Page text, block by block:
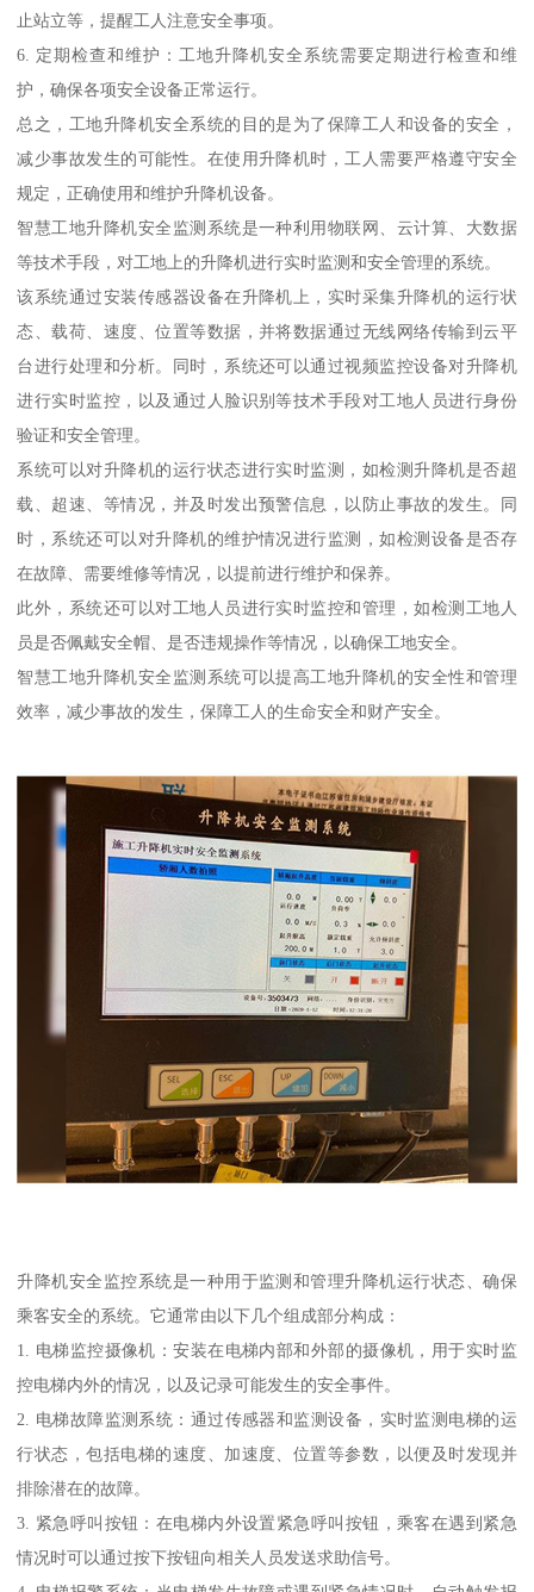
止站立等，提醒工人注意安全事项。
6. 定期检查和维护：工地升降机安全系统需要定期进行检查和维
护，确保各项安全设备正常运行。
总之，工地升降机安全系统的目的是为了保障工人和设备的安全，
减少事故发生的可能性。在使用升降机时，工人需要严格遵守安全
规定，正确使用和维护升降机设备。
智慧工地升降机安全监测系统是一种利用物联网、云计算、大数据
等技术手段，对工地上的升降机进行实时监测和安全管理的系统。
该系统通过安装传感器设备在升降机上，实时采集升降机的运行状
态、载荷、速度、位置等数据，并将数据通过无线网络传输到云平
台进行处理和分析。同时，系统还可以通过视频监控设备对升降机
进行实时监控，以及通过人脸识别等技术手段对工地人员进行身份
验证和安全管理。
系统可以对升降机的运行状态进行实时监测，如检测升降机是否超
载、超速、等情况，并及时发出预警信息，以防止事故的发生。同
时，系统还可以对升降机的维护情况进行监测，如检测设备是否存
在故障、需要维修等情况，以提前进行维护和保养。
此外，系统还可以对工地人员进行实时监控和管理，如检测工地人
员是否佩戴安全帽、是否违规操作等情况，以确保工地安全。
智慧工地升降机安全监测系统可以提高工地升降机的安全性和管理
效率，减少事故的发生，保障工人的生命安全和财产安全。
升降机安全监控系统是一种用于监测和管理升降机运行状态、确保
乘客安全的系统。它通常由以下几个组成部分构成：
1. 电梯监控摄像机：安装在电梯内部和外部的摄像机，用于实时监
控电梯内外的情况，以及记录可能发生的安全事件。
2. 电梯故障监测系统：通过传感器和监测设备，实时监测电梯的运
行状态，包括电梯的速度、加速度、位置等参数，以便及时发现并
排除潜在的故障。
3. 紧急呼叫按钮：在电梯内外设置紧急呼叫按钮，乘客在遇到紧急
情况时可以通过按下按钮向相关人员发送求助信号。